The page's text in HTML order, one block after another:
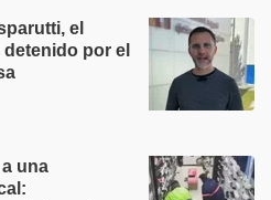
el
por el
una